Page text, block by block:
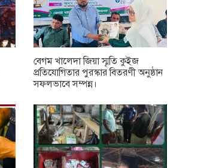
বেগম খালেদা জিয়া স্মৃতি কুইজ
প্রতিযোগিতার পুরস্কার বিতরণী অনুষ্ঠান
সফলভাবে সম্পন্ন।